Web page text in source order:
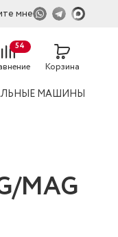
мне
54
Корзина
МАШИНЫ
MAG